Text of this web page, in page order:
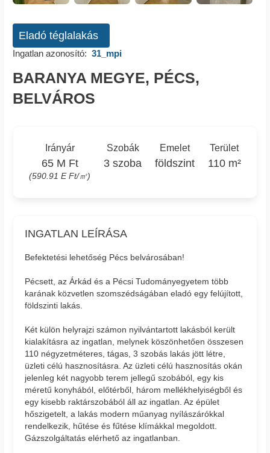
Eladó téglalakás
Ingatlan azonosító: 31_mpi
BARANYA MEGYE, PÉCS,
BELVÁROS
Irányár
65 M Ft
(590.91 E Ft/㎡)
Szobák
3 szoba
Emelet
földszint
Terület
110 m²
INGATLAN LEÍRÁSA
Befektetési lehetőség Pécs belvárosában!
Pécsett, az Árkád és a Pécsi Tudományegyetem több
karának közvetlen szomszédságában eladó egy felújított,
földszinti lakás.
Két külön helyrajzi számon nyilvántartott lakásból került
kialakításra az ingatlan, melynek köszönhetően összesen
110 négyzetméteres, tágas, 3 szobás lakás jött létre,
üzleti célú hasznosításra. Az üzleti célú hasznosítás okán
jelenleg két nagyobb terem jellegű szobából, egy kis
méretű konyhából, előtérből, három mellékhelyiségből és
egy kisebb raktárszobából áll az ingatlan. Az épület
hőszigetelt, a lakás modern műanyag nyílászárókkal
rendelkezik, hűtése és fűtése klímákkal megoldott.
Gázszolgáltatás elérhető az ingatlanban.